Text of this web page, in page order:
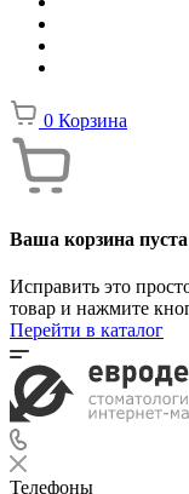
0 Корзина
Ваша корзина пуста
Исправить это
товар и нажмите
Перейти в каталог
Телефоны